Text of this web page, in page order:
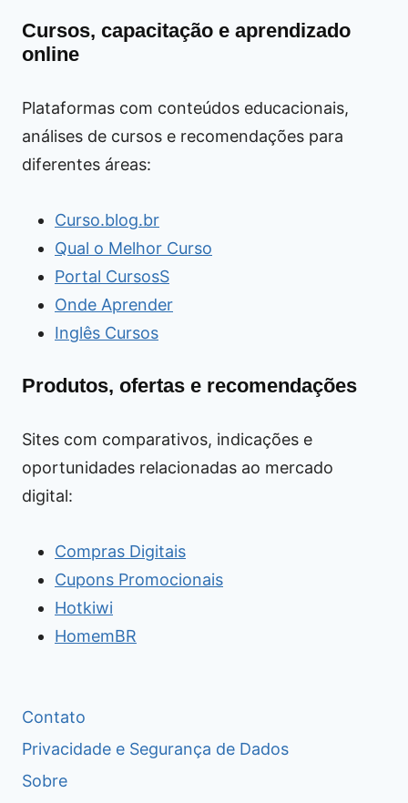
Cursos, capacitação e aprendizado
online
Plataformas com conteúdos educacionais,
análises de cursos e recomendações para
diferentes áreas:
Curso.blog.br
Qual o Melhor Curso
Portal CursosS
Onde Aprender
Inglês Cursos
Produtos, ofertas e recomendações
Sites com comparativos, indicações e
oportunidades relacionadas ao mercado
digital:
Compras Digitais
Cupons Promocionais
Hotkiwi
HomemBR
Contato
Privacidade e Segurança de Dados
Sobre